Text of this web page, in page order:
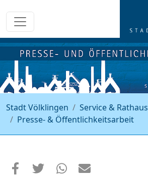
Stadt Völklingen Service & Rathaus
Presse- & Öffentlichkeitsarbeit